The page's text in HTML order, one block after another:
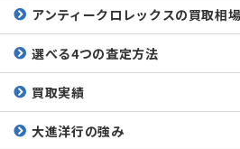
アンティークロレックスの買取相
選べる4つの査定方法
買取実績
大進洋行の強み